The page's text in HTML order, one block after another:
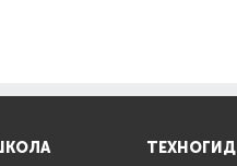
ТЕХНОГИД